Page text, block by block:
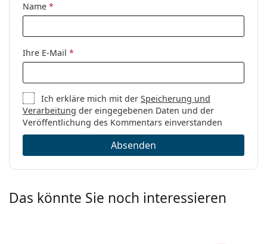
Name *
Ihre E-Mail *
Ich erkläre mich mit derSpeicherung und
Verarbeitung der eingegebenen Daten und der
Veröffentlichung des Kommentars einverstanden
Absenden
Das könnte Sie noch interessieren